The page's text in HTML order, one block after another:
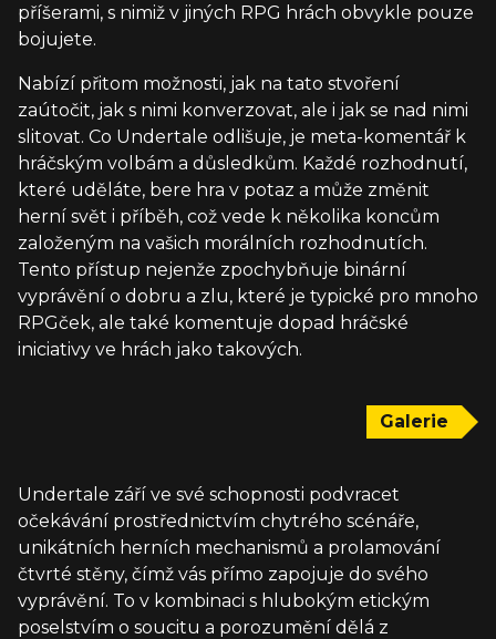
příšerami, s nimiž v jiných RPG hrách obvykle pouze
bojujete.
Nabízí přitom možnosti, jak na tato stvoření
zaútočit, jak s nimi konverzovat, ale i jak se nad nimi
slitovat. Co Undertale odlišuje, je meta-komentář k
hráčským volbám a důsledkům. Každé rozhodnutí,
které uděláte, bere hra v potaz a může změnit
herní svět i příběh, což vede k několika koncům
založeným na vašich morálních rozhodnutích.
Tento přístup nejenže zpochybňuje binární
vyprávění o dobru a zlu, které je typické pro mnoho
RPGček, ale také komentuje dopad hráčské
iniciativy ve hrách jako takových.
Galerie
Undertale září ve své schopnosti podvracet
očekávání prostřednictvím chytrého scénáře,
unikátních herních mechanismů a prolamování
čtvrté stěny, čímž vás přímo zapojuje do svého
vyprávění. To v kombinaci s hlubokým etickým
poselstvím o soucitu a porozumění dělá z